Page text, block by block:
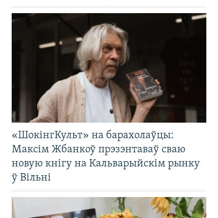
«ШокінгКульт» на барахолаўцы:
Максім Жбанкоў прэзэнтаваў сваю
новую кнігу на Кальварыйскім рынку
ў Вільні